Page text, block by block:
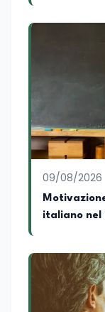
09/08/2026
italiano nel